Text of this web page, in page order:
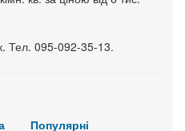
Тел. 095-092-35-13.
Популярні